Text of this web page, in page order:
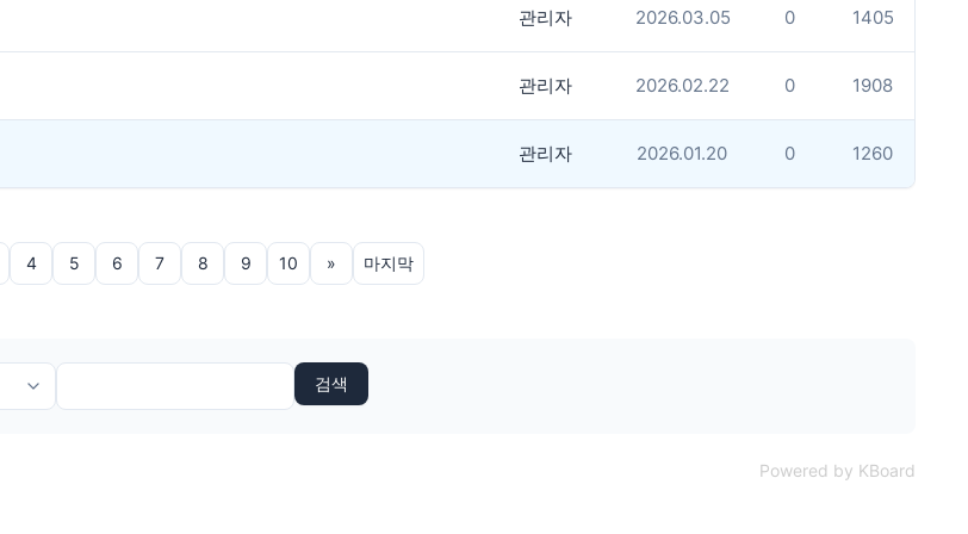
관리자 2026.03.05 0 1405
관리자 2026.02.22 0 1908
관리자 2026.01.20 0 1260
4 5 6 7 8 9 10 » 마지막
검색
Powered by KBoard